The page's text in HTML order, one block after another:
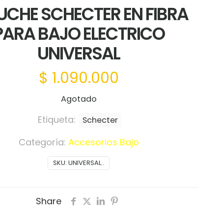
SCHECTER EN FIBRA
BAJO ELECTRICO
UNIVERSAL
$ 1.090.000
Agotado
SKU: UNIVERSAL..
Categoría: Accesorios Bajo
Etiqueta: Schecter
Share